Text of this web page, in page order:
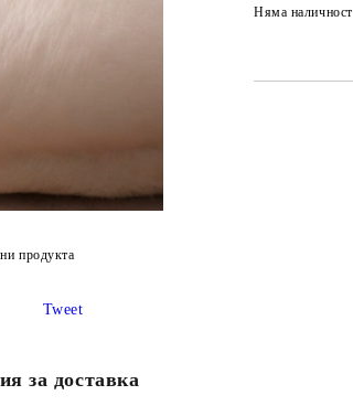
Няма наличност
продукта
Tweet
за доставка